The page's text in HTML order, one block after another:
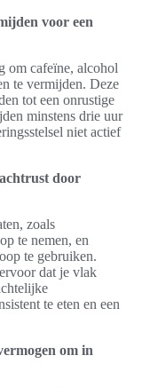
voor een
om cafeïne, alcohol
te vermijden. Deze
tot een onrustige
minstens drie uur
niet actief
door
zoals
te nemen, en
te gebruiken.
dat je vlak
te eten en een
om in